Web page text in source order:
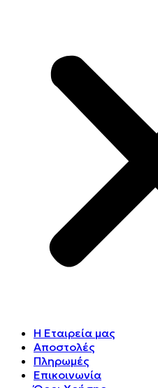
Η Εταιρεία μας
Αποστολές
Πληρωμές
Επικοινωνία